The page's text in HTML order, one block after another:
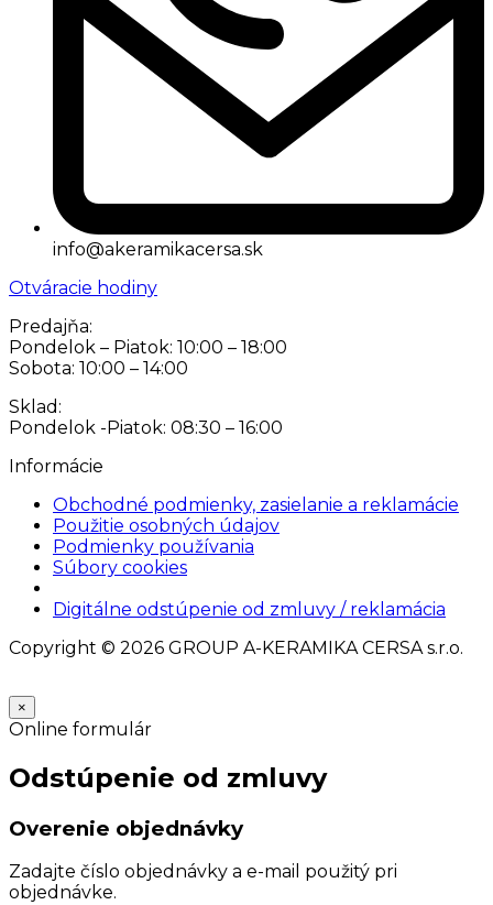
info@akeramikacersa.sk
Otváracie hodiny
Predajňa:
Pondelok – Piatok: 10:00 – 18:00
Sobota: 10:00 – 14:00
Sklad:
Pondelok -Piatok: 08:30 – 16:00
Informácie
Obchodné podmienky, zasielanie a reklamácie
Použitie osobných údajov
Podmienky používania
Súbory cookies
Digitálne odstúpenie od zmluvy / reklamácia
Copyright © 2026 GROUP A-KERAMIKA CERSA s.r.o.
×
Online formulár
Odstúpenie od zmluvy
Overenie objednávky
Zadajte číslo objednávky a e-mail použitý pri
objednávke.